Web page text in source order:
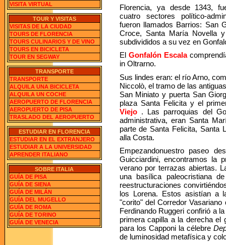
VISITA VIRTUAL
TOUR Y VISITAS
VISITAS DE LA CIUDAD
TOURS DE FLORENCIA
TOURS CULINARIOS Y DE VINO
TOURS EN BICICLETA
TOUR EN SEGWAY
TRANSPORTE
TRANSPORTE
ALQUILA UNA BICICLETA
ALQUILA UN COCHE
AEROPUERTO DE FLORENCIA
AEROPUERTO DE PISA
TRASLADO DEL AEROPUERTO
ESTUDIAR EN FLORENCIA
ESTUDIAR EN EL EXTRANJERO
ESTUDIAR A LA UNIVERSIDAD
APRENDER ITALIANO
SOBRE ITALIA
GUÍA DE PISA
GUÍA DE SIENA
GUÍA DE MILÁN
GUÍA DEL MUGELLO
GUÍA DE ROMA
GUÍA DE TORINO
GUÍA DE VENECIA
Florencia, ya desde 1343,
cuatro sectores político-
fueron llamados Barrios: San
Croce, Santa María Novella
subdivididos a su vez en
El Gonfalón Escala
in Oltrarno.
Sus lindes eran: el río Arno,
Niccolò, el tramo de las
San Miniato y puerta San
plaza Santa Felicita y el
Viejo. Las parroquias del
administrativa, eran Santa
parte de Santa Felicita, Santa
alla Costa.
Empezandonuestro paseo
Guicciardini, encontramos la
verano por terrazas abiertas.
una basílica paleocristiana
reestructuraciones
los Lorena. Estos asistían a
"corito" del Corredor
Ferdinando Ruggeri confirió a
primera capilla a la derecha el
para los Capponi la célebre
de luminosidad metafísica y